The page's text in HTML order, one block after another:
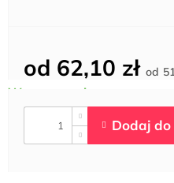
od 62,10 zł od